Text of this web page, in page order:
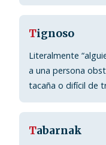
Tignoso
Literalmente
a una persona
tacaña o difícil de
Tabarnak